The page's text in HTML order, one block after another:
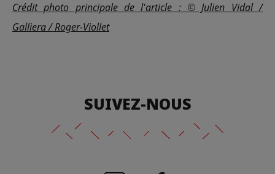
Crédit photo principale de l'article : © Julien Vidal /
Galliera / Roger-Viollet
SUIVEZ-NOUS